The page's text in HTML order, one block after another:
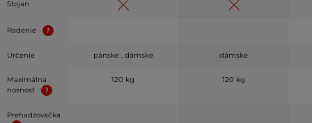
Stojan
Radenie
Určenie pánske , dámske dámske
Maximálna
nosnosť
120 kg 120 kg
Prehadzovačka